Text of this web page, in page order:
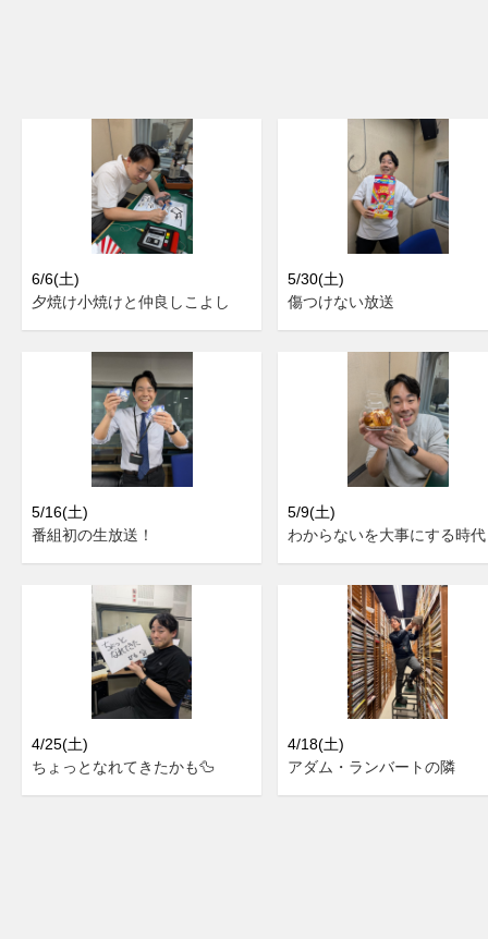
6/6(土)
夕焼け小焼けと仲良しこよし
5/30(土)
傷つけない放送
5/16(土)
番組初の生放送！
5/9(土)
わからないを大事にする時代
4/25(土)
ちょっとなれてきたかも🦆
4/18(土)
アダム・ランバートの隣